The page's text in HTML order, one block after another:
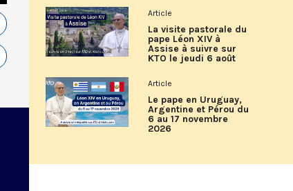
Article
La visite pastorale du
pape Léon XIV à
Assise à suivre sur
KTO le jeudi 6 août
Article
Le pape en Uruguay,
Argentine et Pérou du
6 au 17 novembre
2026